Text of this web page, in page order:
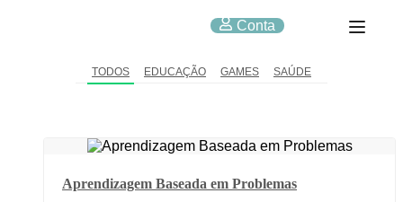
Conta
TODOS EDUCAÇÃO GAMES SAÚDE
Aprendizagem Baseada em Problemas